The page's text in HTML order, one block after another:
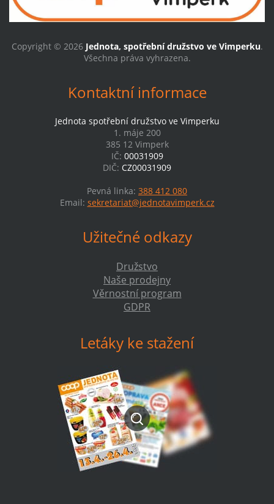
Copyright © 2026 Jednota, spotřební družstvo ve Vimperku.
Všechna práva vyhrazena.
Kontaktní informace
Jednota spotřební družstvo ve Vimperku
1. máje 200
385 12 Vimperk
IČ: 00031909
DIČ: CZ00031909
Pevná linka: 388 412 080
Email: sekretariat@jednotavimperk.cz
Užitečné odkazy
Družstvo
Naše prodejny
Věrnostní program
GDPR
Letáky ke stažení